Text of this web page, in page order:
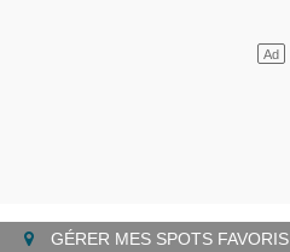
GÉRER MES SPOTS FAVORIS